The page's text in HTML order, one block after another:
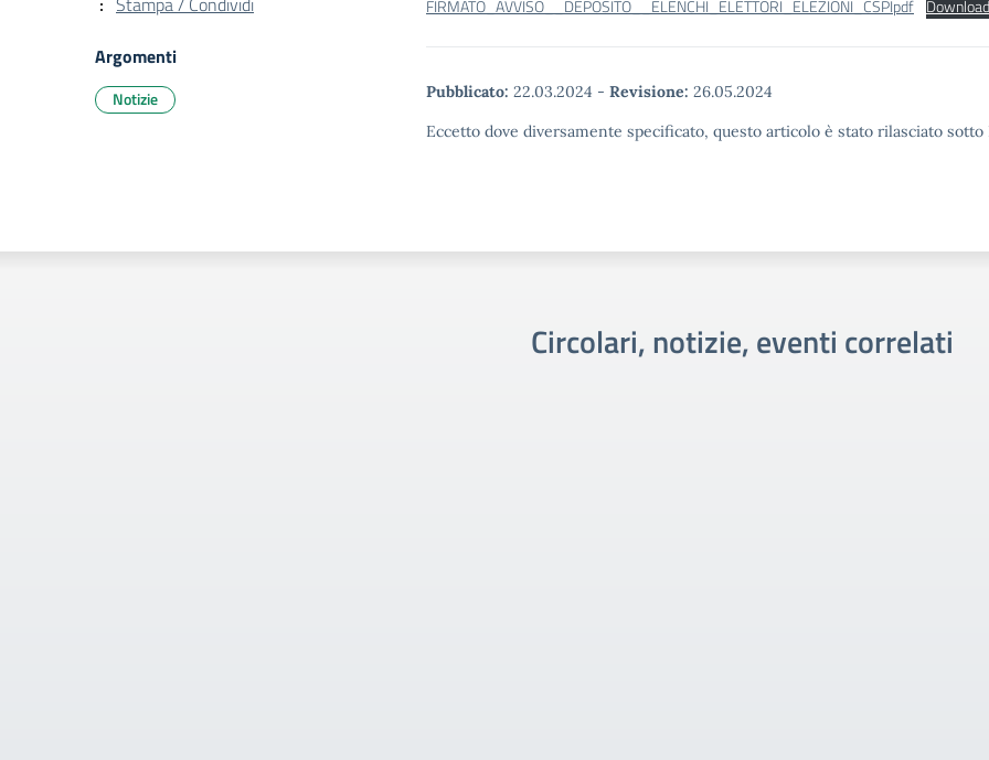
FIRMATO_AVVISO__DEPOSITO__ELENCHI_ELETTORI_ELEZIONI_CSPIpdf Download
Pubblicato: 22.03.2024 - Revisione: 26.05.2024
Eccetto dove diversamente specificato, questo articolo è stato rilasciato
Argomenti
Notizie
Circolari, notizie, eventi correlati